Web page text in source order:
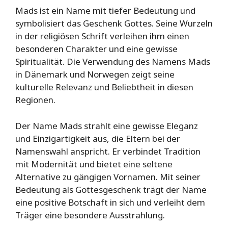
Mads ist ein Name mit tiefer Bedeutung und
symbolisiert das Geschenk Gottes. Seine Wurzeln
in der religiösen Schrift verleihen ihm einen
besonderen Charakter und eine gewisse
Spiritualität. Die Verwendung des Namens Mads
in Dänemark und Norwegen zeigt seine
kulturelle Relevanz und Beliebtheit in diesen
Regionen.
Der Name Mads strahlt eine gewisse Eleganz
und Einzigartigkeit aus, die Eltern bei der
Namenswahl anspricht. Er verbindet Tradition
mit Modernität und bietet eine seltene
Alternative zu gängigen Vornamen. Mit seiner
Bedeutung als Gottesgeschenk trägt der Name
eine positive Botschaft in sich und verleiht dem
Träger eine besondere Ausstrahlung.